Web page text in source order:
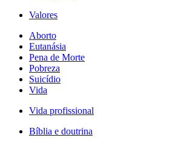
Valores
Aborto
Eutanásia
Pena de Morte
Pobreza
Suicídio
Vida
Vida profissional
Bíblia e doutrina